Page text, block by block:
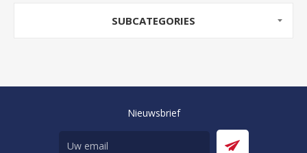
SUBCATEGORIES
Nieuwsbrief